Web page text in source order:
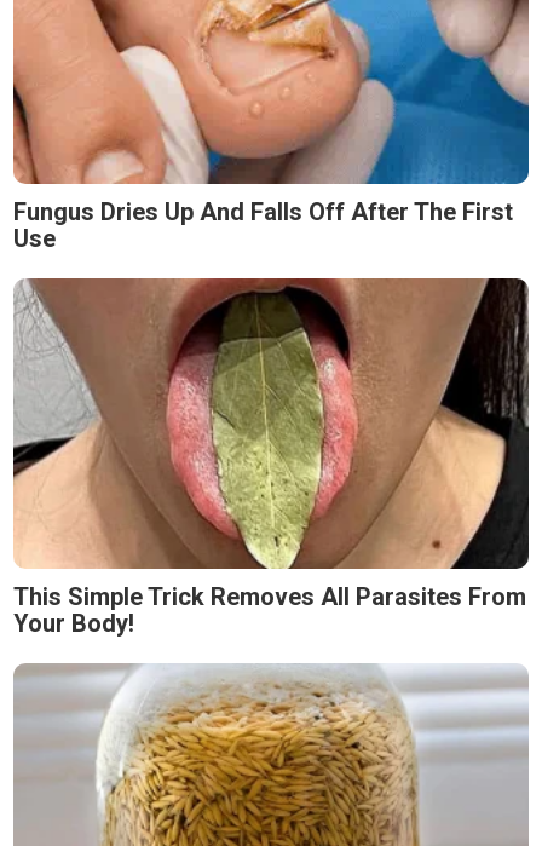
Fungus Dries Up And Falls Off After The First
Use
This Simple Trick Removes All Parasites From
Your Body!